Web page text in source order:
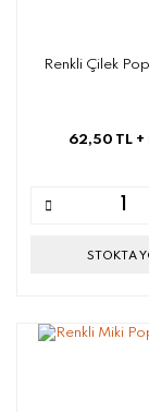
Renkli Çilek
62,50 TL +
STOKTA